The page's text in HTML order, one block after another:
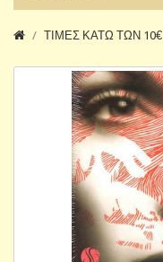
ΤΙΜΕΣ ΚΑΤΩ ΤΩΝ 10€